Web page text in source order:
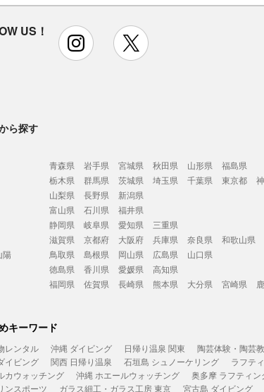
US！ instagram
ら探す
青森県 岩手県 宮城県 秋田県 山形県
福島県
栃木県 群馬県 茨城県 埼玉県 千葉県 東京都
山梨県 長野県
新潟県
富山県 石川県
福井県
静岡県 岐阜県 愛知県
三重県
滋賀県 京都府 大阪府 兵庫県 奈良県
和歌山県
陽
鳥取県 島根県 岡山県 広島県
山口県
徳島県 香川県 愛媛県
高知県
福岡県 佐賀県 長崎県 熊本県 大分県 宮崎県
キーワード
レンタル 沖縄 ダイビング 日帰り温泉 関東 陶芸体験・陶芸
イビング
関西 日帰り温泉 石垣島 シュノーケリング ラフテ
カウォッチング
沖縄 ホエールウォッチング 奥多摩 ラフティン
ンスポーツ
ガラス細工・ガラス工房 東京 宮古島 ダイビング